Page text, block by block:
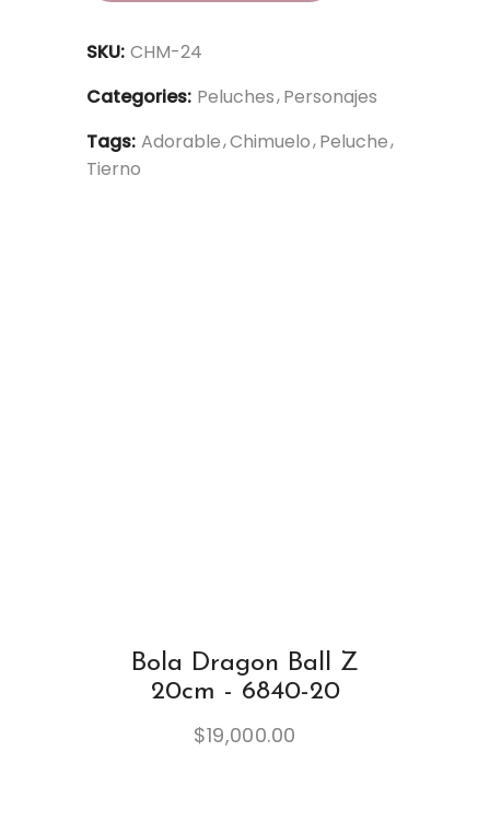
SKU: CHM-24
Categories: Peluches Personajes
Tags: Adorable Chimuelo Peluche
Tierno
Bola Dragon Ball Z
20cm - 6840-20
$19,000.00